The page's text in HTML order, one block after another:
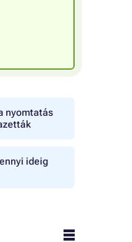
nyomtatás
ideig